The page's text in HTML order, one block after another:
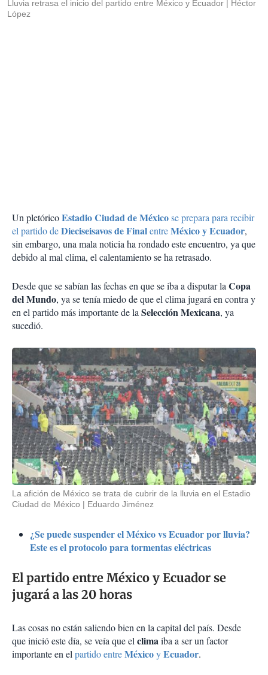
Lluvia retrasa el inicio del partido entre México y Ecuador
Héctor
López
Un pletóricoEstadio Ciudad de Méxicose prepara para recibir
el partido deDieciseisavos de FinalentreMéxico y Ecuador,
sin embargo, una mala noticia ha rondado este encuentro, ya que
debido al mal clima, el calentamiento se ha retrasado.
Desde que se sabían las fechas en que se iba a disputar laCopa
del Mundo, ya se tenía miedo de que el clima jugará en contra y
en el partido más importante de laSelección Mexicana, ya
sucedió.
La afición de México se trata de cubrir de la lluvia en el Estadio
Ciudad de México
Eduardo Jiménez
¿Se puede suspender el México vs Ecuador por lluvia?
Este es el protocolo para tormentas eléctricas
El partido entre México y Ecuador se
jugará a las 20 horas
Las cosas no están saliendo bien en la capital del país. Desde
que inició este día, se veía que elclimaiba a ser un factor
importante en elpartido entreMéxicoyEcuador.